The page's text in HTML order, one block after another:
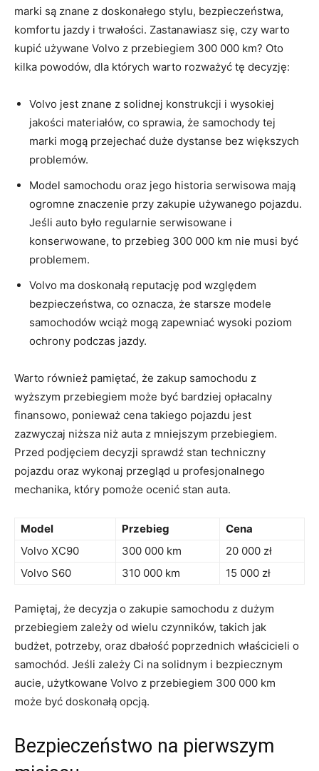
marki są ‍znane z doskonałego​ stylu, bezpieczeństwa,
komfortu ⁤jazdy i trwałości. Zastanawiasz się,⁣ czy warto
kupić używane Volvo z ⁤przebiegiem 300 000 km? Oto
kilka powodów, dla których ​warto rozważyć tę ⁤decyzję:
Volvo ​jest ⁤znane ‍z‍ solidnej konstrukcji i wysokiej
jakości materiałów, co ⁤sprawia, że‌ ​​samochody tej
marki mogą przejechać ⁤duże ⁣dystanse bez większych
problemów.
Model samochodu​ oraz ‌jego historia serwisowa mają
ogromne znaczenie przy zakupie używanego pojazdu.
Jeśli auto było regularnie serwisowane ⁢i
⁣konserwowane, to przebieg 300 000 ‌km nie musi być
⁣problemem.
Volvo ma ‍doskonałą⁤ reputację ⁣pod względem
bezpieczeństwa,‍ co oznacza, że ⁢starsze‌ modele
samochodów wciąż mogą ‍zapewniać ‍wysoki poziom
ochrony ‌podczas jazdy.
Warto również pamiętać, ‍że zakup samochodu z
‌wyższym przebiegiem ​może być bardziej opłacalny⁣
finansowo, ⁢ponieważ cena takiego pojazdu ⁤jest
zazwyczaj‌ niższa niż auta⁢ z mniejszym przebiegiem.
Przed podjęciem decyzji sprawdź stan⁤ techniczny
pojazdu oraz wykonaj przegląd u profesjonalnego⁢
mechanika,​ który pomoże ocenić ​stan auta.
Model Przebieg
Cena
Volvo ‌XC90
300 000 ​km
20‍ 000 zł
Volvo S60
310⁢ 000 km 15 000 zł
Pamiętaj, że decyzja o zakupie samochodu z dużym
przebiegiem ‌zależy od ​wielu ‌czynników, takich jak
budżet, potrzeby, oraz‍ dbałość poprzednich właścicieli ‌o
samochód. Jeśli zależy Ci⁤ na solidnym i bezpiecznym
aucie, użytkowane Volvo ⁢z przebiegiem 300⁢ 000 km
może​ być⁣ doskonałą ‌opcją.
Bezpieczeństwo na‌ pierwszym